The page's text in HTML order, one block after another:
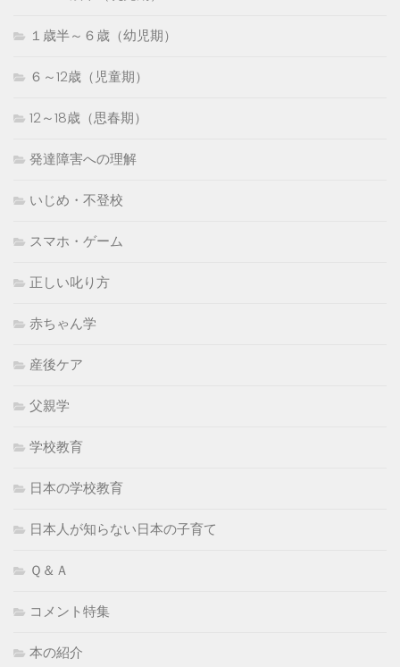
１歳半～６歳（幼児期）
６～12歳（児童期）
12～18歳（思春期）
発達障害への理解
いじめ・不登校
スマホ・ゲーム
正しい叱り方
赤ちゃん学
産後ケア
父親学
学校教育
日本の学校教育
日本人が知らない日本の子育て
Ｑ＆Ａ
コメント特集
本の紹介